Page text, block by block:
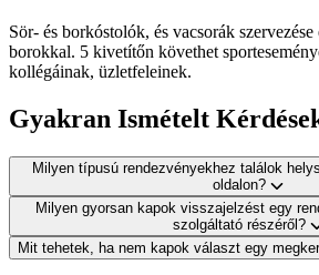
Sör- és borkóstolók, és vacsorák
borokkal. 5 kivetítőn követhet
kollégáinak, üzletfeleinek.
Gyakran Ismételt
Milyen típusú rendezvényekhez találok
oldalon?
Milyen gyorsan kapok visszajelzést egy
szolgáltató részéről?
Mit tehetek, ha nem kapok választ egy